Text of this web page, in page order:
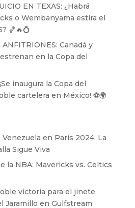
EN TEXAS: ¿Habrá
o Wembanyama estira el
🏀🔥💍
Canadá y
en la Copa del
inaugura la Copa del
cartelera en México! ⚽️🌍
Venezuela en París 2024: La
Sigue Viva
la NBA: Mavericks vs. Celtics
victoria para el jinete
Jaramillo en Gulfstream